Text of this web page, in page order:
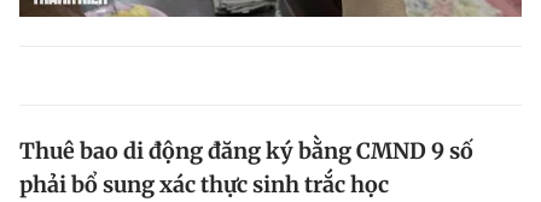
Thuê bao di động đăng ký bằng CMND 9 số
phải bổ sung xác thực sinh trắc học